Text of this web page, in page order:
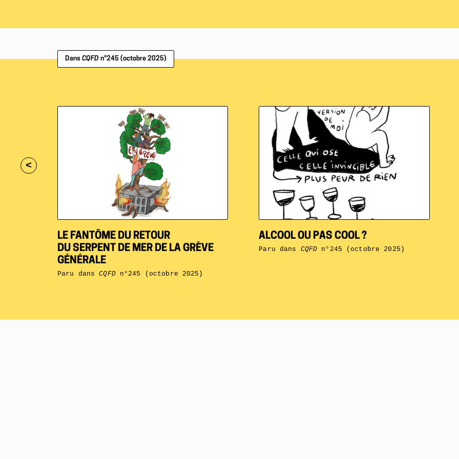
<
Dans CQFD n°245 (octobre 2025)
LE FANTÔME DU RETOUR
DU SERPENT DE MER DE LA GRÈVE
GÉNÉRALE
Paru dansCQFDn°245 (octobre 2025)
ALCOOL OU PAS COOL ?
Paru dans CQFD n°245 (octobre 2025)